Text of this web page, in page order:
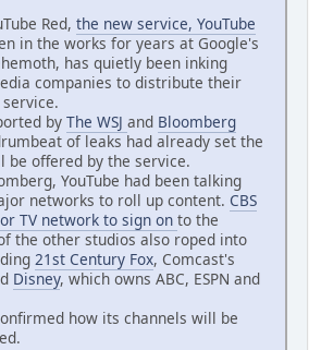
Red, the new service, YouTube
in the works for years at Google's
has quietly been inking
companies to distribute their
by The WSJ and Bloomberg
of leaks had already set the
be offered by the service.
YouTube had been talking
networks to roll up content. CBS
TV network to sign on to the
the other studios also roped into
21st Century Fox, Comcast's
Disney, which owns ABC, ESPN and
how its channels will be